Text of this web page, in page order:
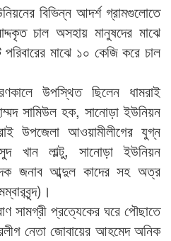
বিভিন্ন আদর্শ গ্রামগুলোতে
চাল অসহায় মানুষদের মাঝে
মাঝে ১০ কেজি করে চাল
উপস্থিত ছিলেন ধামরাই
সামিউল হক, সানোড়া ইউনিয়ন
উপজেলা আওয়ামীলীগের যুগ্ন
খান লাল্টু, সানোড়া ইউনিয়ন
জনাব আব্দুল কাদের সহ অত্র
সামগ্রী প্রত্যেকের ঘরে পৌছাতে
নেতা জোবায়ের আহমেদ অনিক